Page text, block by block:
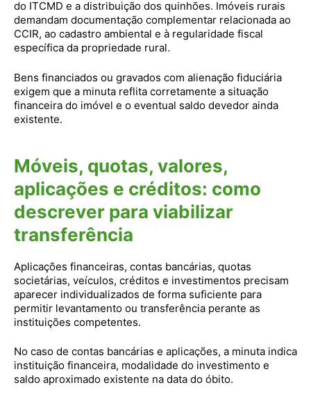
do ITCMD e a distribuição dos quinhões. Imóveis rurais
demandam documentação complementar relacionada ao
CCIR, ao cadastro ambiental e à regularidade fiscal
específica da propriedade rural.
Bens financiados ou gravados com alienação fiduciária
exigem que a minuta reflita corretamente a situação
financeira do imóvel e o eventual saldo devedor ainda
existente.
Móveis, quotas, valores,
aplicações e créditos: como
descrever para viabilizar
transferência
Aplicações financeiras, contas bancárias, quotas
societárias, veículos, créditos e investimentos precisam
aparecer individualizados de forma suficiente para
permitir levantamento ou transferência perante as
instituições competentes.
No caso de contas bancárias e aplicações, a minuta indica
instituição financeira, modalidade do investimento e
saldo aproximado existente na data do óbito.